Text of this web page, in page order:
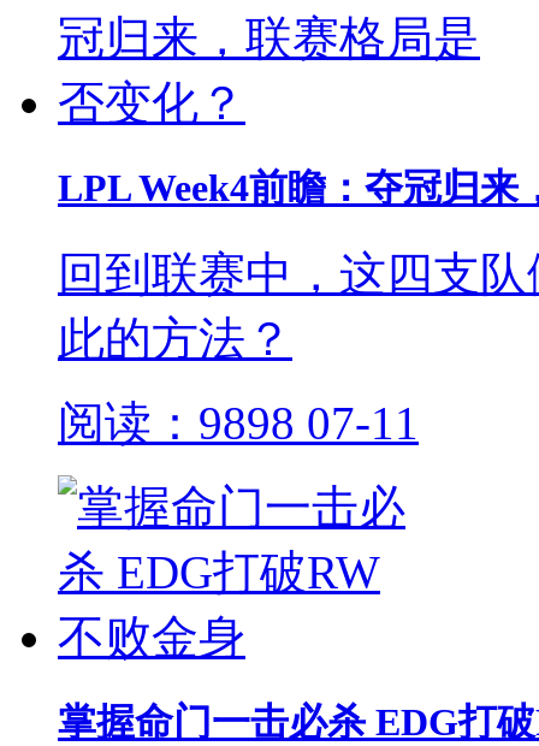
LPL Week4前瞻：夺冠归
回到联赛中，这四支
此的方法？
阅读：9898 07-11
掌握命门一击必杀 EDG打